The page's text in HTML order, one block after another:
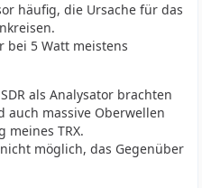
häufig, die Ursache für das
bei 5 Watt meistens
als Analysator brachten
auch massive Oberwellen
TRX.
möglich, das Gegenüber